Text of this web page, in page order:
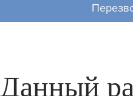
Данный